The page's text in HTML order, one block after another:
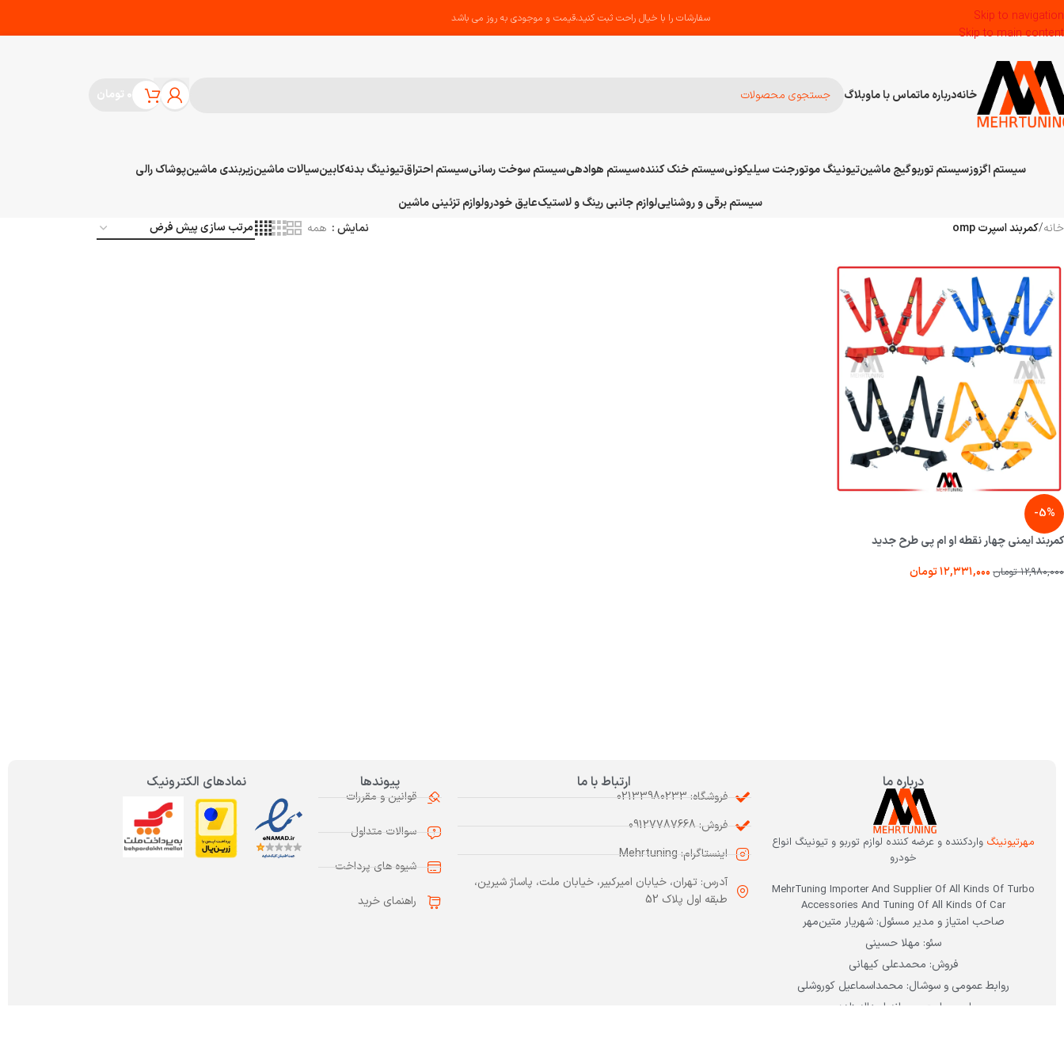
Skip to navigation
Skip to main content
سفارشات را با خیال راحت ثبت کنید،قیمت و موجودی به روز می باشد
خانهدرباره ماتماس با ماوبلاگ ۰ تومان
سیستم اگزوزسیستم توربوگیج ماشینتیونینگ موتورجنت سیلیکونیسیستم خنک کنندهسیستم هوادهیسیستم سوخت رسانیسیستم احتراقتیونینگ بدنهکابینسیالات ماشینزیربندی ماشینپوشاک رالی
سیستم برقی و روشناییلوازم جانبی رینگ و لاستیکعایق خودرولوازم تزئینی ماشین
خانه/کمربند اسپرت omp نمایش همه
-5%
کمربند ایمنی چهار نقطه او ام پی طرح جدید
۱۲,۹۸۰,۰۰۰ تومان۱۲,۳۳۱,۰۰۰تومان
درباره ما
مهرتیونینگ واردکننده و عرضه کننده لوازم توربو و تیونینگ انواع
خودرو
MehrTuning Importer And Supplier Of All Kinds Of Turbo
Accessories And Tuning Of All Kinds Of Car
صاحب امتیاز و مدیر مسئول: شهریار متین‌مهر
سئو: مهلا حسینی
فروش: محمدعلی کیهانی
روابط عمومی و سوشال: محمداسماعیل کوروشلی
امور سایت: ریحانه اسداله زاده
ارتباط با ما
فروشگاه: 02133980233
فروش: 09127787668
اینستاگرام: Mehrtuning
آدرس: تهران، خیابان امیرکبیر، خیابان ملت، پاساژ شیرین،
طبقه اول پلاک 52
پیوندها
قوانین و مقررات
سوالات متداول
شیوه های پرداخت
راهنمای خرید
نمادهای الکترونیک